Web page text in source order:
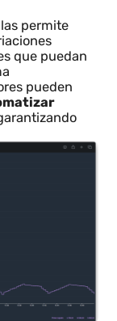
y
permite
que puedan
pueden